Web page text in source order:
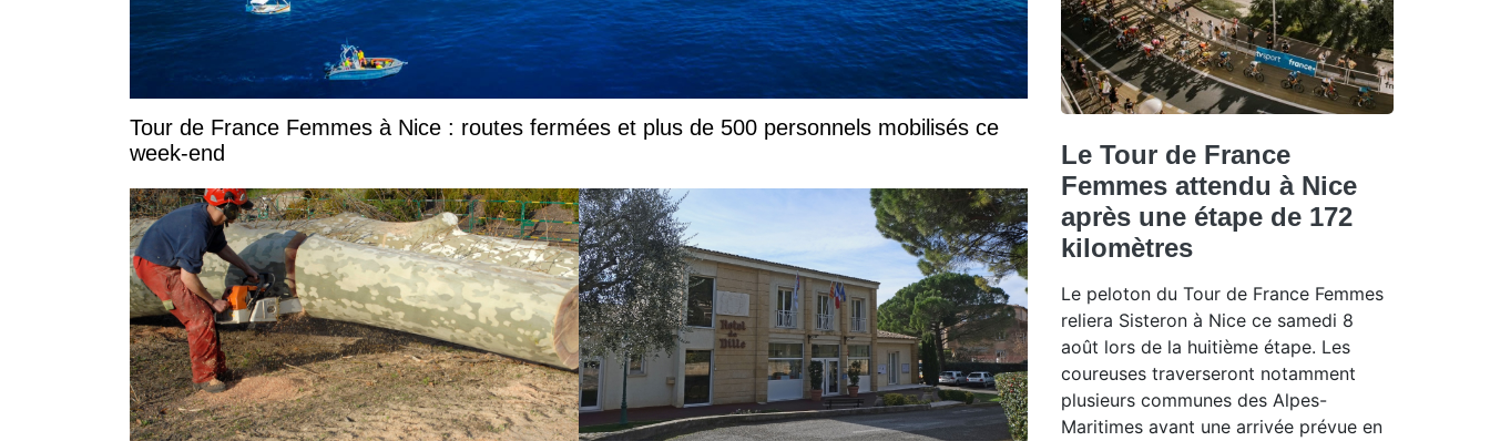
Tour de France Femmes à Nice : routes fermées et plus de 500 personnels mobilisés ce
week-end
Le Tour de France
Femmes attendu à Nice
après une étape de 172
kilomètres
Le peloton du Tour de France Femmes
reliera Sisteron à Nice ce samedi 8
août lors de la huitième étape. Les
coureuses traverseront notamment
plusieurs communes des Alpes-
Maritimes avant une arrivée prévue en